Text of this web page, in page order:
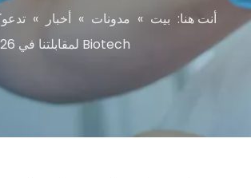
أنت هنا: بيت » مدونات » أخبار »
Biotech لمقابلتنا في CPHI China 2026